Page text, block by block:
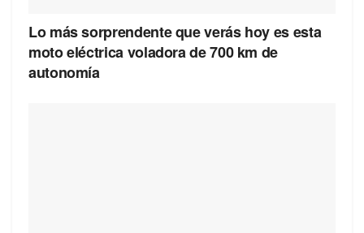
Lo más sorprendente que verás hoy es esta
moto eléctrica voladora de 700 km de
autonomía